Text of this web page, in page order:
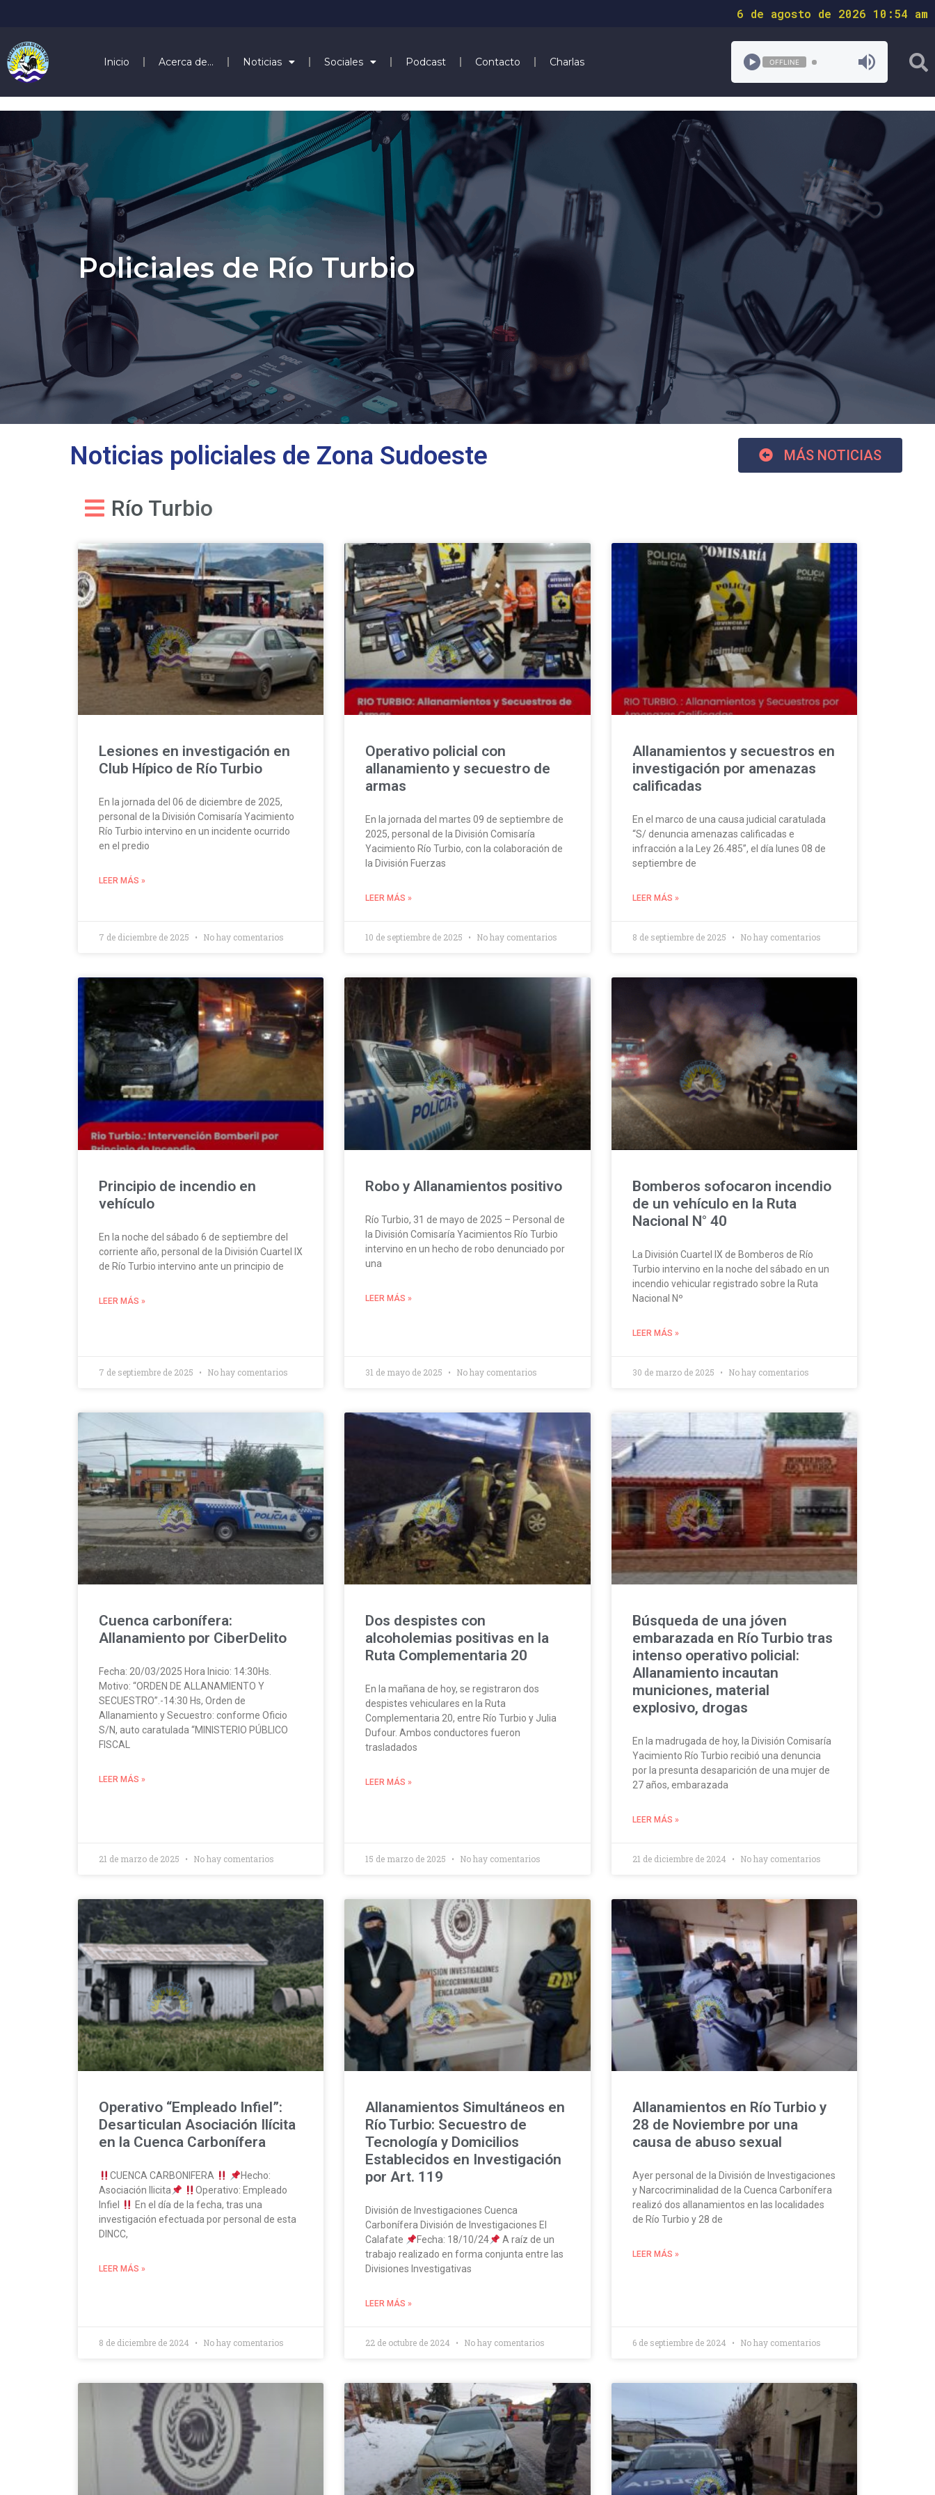
6 de agosto de 2026 10:54 am
Inicio Acerca de… Noticias Sociales Podcast Contacto Charlas OFFLINE
Policiales de Río Turbio
Noticias policiales de Zona Sudoeste MÁS NOTICIAS
Río Turbio
Lesiones en investigación en
Club Hípico de Río Turbio
En la jornada del 06 de diciembre de 2025,
personal de la División Comisaría Yacimiento
Río Turbio intervino en un incidente ocurrido
en el predio
LEER MÁS »
7 de diciembre de 2025 No hay comentarios
Operativo policial con
allanamiento y secuestro de
armas
En la jornada del martes 09 de septiembre de
2025, personal de la División Comisaría
Yacimiento Río Turbio, con la colaboración de
la División Fuerzas
LEER MÁS »
10 de septiembre de 2025 No hay comentarios
Allanamientos y secuestros en
investigación por amenazas
calificadas
En el marco de una causa judicial caratulada
“S/ denuncia amenazas calificadas e
infracción a la Ley 26.485”, el día lunes 08 de
septiembre de
LEER MÁS »
8 de septiembre de 2025 No hay comentarios
Principio de incendio en
vehículo
En la noche del sábado 6 de septiembre del
corriente año, personal de la División Cuartel IX
de Río Turbio intervino ante un principio de
LEER MÁS »
7 de septiembre de 2025 No hay comentarios
Robo y Allanamientos positivo
Río Turbio, 31 de mayo de 2025 – Personal de
la División Comisaría Yacimientos Río Turbio
intervino en un hecho de robo denunciado por
una
LEER MÁS »
31 de mayo de 2025 No hay comentarios
Bomberos sofocaron incendio
de un vehículo en la Ruta
Nacional N° 40
La División Cuartel IX de Bomberos de Río
Turbio intervino en la noche del sábado en un
incendio vehicular registrado sobre la Ruta
Nacional Nº
LEER MÁS »
30 de marzo de 2025 No hay comentarios
Cuenca carbonífera:
Allanamiento por CiberDelito
Fecha: 20/03/2025 Hora Inicio: 14:30Hs.
Motivo: “ORDEN DE ALLANAMIENTO Y
SECUESTRO”.-14:30 Hs, Orden de
Allanamiento y Secuestro: conforme Oficio
S/N, auto caratulada “MINISTERIO PÚBLICO
FISCAL
LEER MÁS »
21 de marzo de 2025 No hay comentarios
Dos despistes con
alcoholemias positivas en la
Ruta Complementaria 20
En la mañana de hoy, se registraron dos
despistes vehiculares en la Ruta
Complementaria 20, entre Río Turbio y Julia
Dufour. Ambos conductores fueron
trasladados
LEER MÁS »
15 de marzo de 2025 No hay comentarios
Búsqueda de una jóven
embarazada en Río Turbio tras
intenso operativo policial:
Allanamiento incautan
municiones, material
explosivo, drogas
En la madrugada de hoy, la División Comisaría
Yacimiento Río Turbio recibió una denuncia
por la presunta desaparición de una mujer de
27 años, embarazada
LEER MÁS »
21 de diciembre de 2024 No hay comentarios
Operativo “Empleado Infiel”:
Desarticulan Asociación Ilícita
en la Cuenca Carbonífera
CUENCA CARBONIFERA
Hecho:
Asociación Ilicita
Operativo: Empleado
Infiel
En el día de la fecha, tras una
investigación efectuada por personal de esta
DINCC,
LEER MÁS »
8 de diciembre de 2024 No hay comentarios
Allanamientos Simultáneos en
Río Turbio: Secuestro de
Tecnología y Domicilios
Establecidos en Investigación
por Art. 119
División de Investigaciones Cuenca
Carbonífera División de Investigaciones El
Calafate
Fecha: 18/10/24
A raíz de un
trabajo realizado en forma conjunta entre las
Divisiones Investigativas
LEER MÁS »
22 de octubre de 2024 No hay comentarios
Allanamientos en Río Turbio y
28 de Noviembre por una
causa de abuso sexual
Ayer personal de la División de Investigaciones
y Narcocriminalidad de la Cuenca Carbonífera
realizó dos allanamientos en las localidades
de Río Turbio y 28 de
LEER MÁS »
6 de septiembre de 2024 No hay comentarios